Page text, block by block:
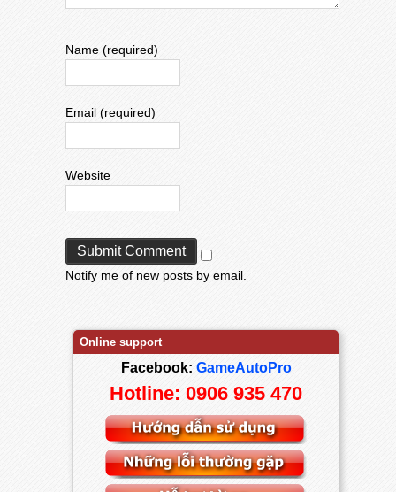
Name (required)
Email (required)
Website
Notify me of new posts by email.
Online support
Facebook: GameAutoPro
Hotline: 0906 935 470